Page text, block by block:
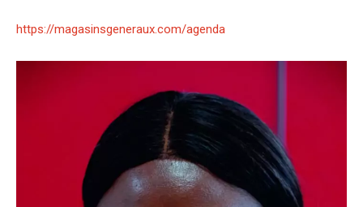
https://magasinsgeneraux.com/agenda